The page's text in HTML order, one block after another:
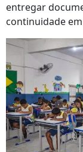
entregar
continuidade em